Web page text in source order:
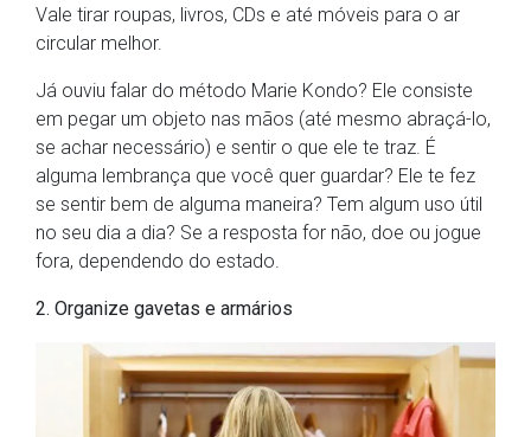
Vale tirar roupas, livros, CDs e até móveis para o ar
circular melhor.
Já ouviu falar do método Marie Kondo? Ele consiste
em pegar um objeto nas mãos (até mesmo abraçá-lo,
se achar necessário) e sentir o que ele te traz. É
alguma lembrança que você quer guardar? Ele te fez
se sentir bem de alguma maneira? Tem algum uso útil
no seu dia a dia? Se a resposta for não, doe ou jogue
fora, dependendo do estado.
2. Organize gavetas e armários